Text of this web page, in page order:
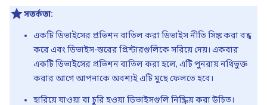
সতর্কতা:
একটি ডিভাইসের প্রভিশন বাতিল করা ডিভাইস নীতি সিঙ্ক করা বন্ধ
করে এবং ডিভাইস-স্তরের প্রিন্টারগুলিকে সরিয়ে দেয়। একবার
একটি ডিভাইসের প্রভিশন বাতিল করা হলে, এটি পুনরায় নথিভুক্ত
করার আগে আপনাকে অবশ্যই এটি মুছে ফেলতে হবে।
হারিয়ে যাওয়া বা চুরি হওয়া ডিভাইসগুলি নিষ্ক্রিয় করা উচিত।